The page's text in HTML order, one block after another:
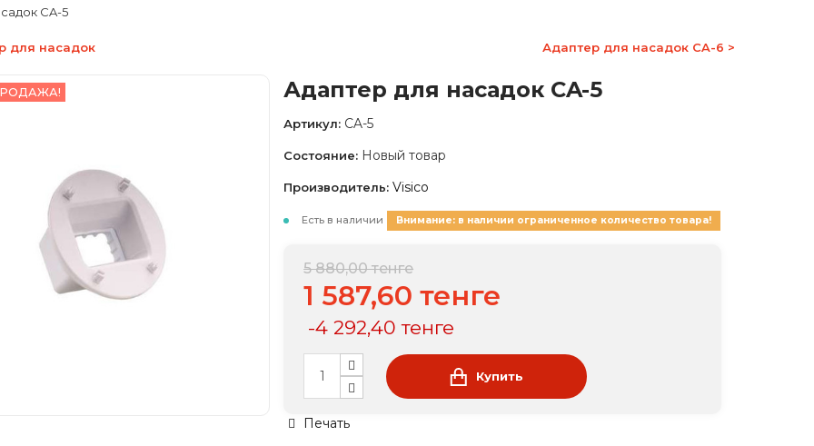
CA-5
для насадок Адаптер для насадок CA-6 >
Адаптер для насадок CA-5
Артикул: CA-5
Состояние: Новый товар
Производитель: Visico
Есть в наличии Внимание: в наличии ограниченное количество товара!
5 880,00 тенге
1 587,60 тенге
-4 292,40 тенге
Купить
Печать